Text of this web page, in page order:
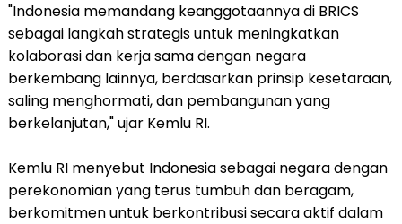
"Indonesia memandang keanggotaannya di BRICS
sebagai langkah strategis untuk meningkatkan
kolaborasi dan kerja sama dengan negara
berkembang lainnya, berdasarkan prinsip kesetaraan,
saling menghormati, dan pembangunan yang
berkelanjutan," ujar Kemlu RI.
Kemlu RI menyebut Indonesia sebagai negara dengan
perekonomian yang terus tumbuh dan beragam,
berkomitmen untuk berkontribusi secara aktif dalam